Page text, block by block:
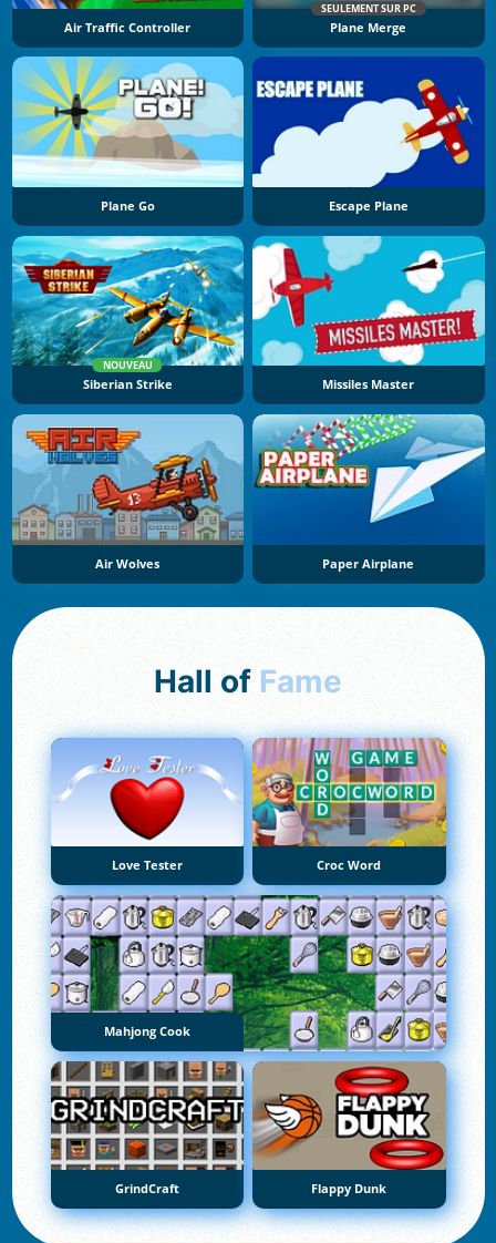
Air Traffic Controller
SEULEMENT SUR PC
Plane Merge
Plane Go Escape Plane
NOUVEAU
Siberian Strike Missiles Master
Air Wolves Paper Airplane
Hall of Fame
Love Tester Croc Word
Mahjong Cook
GrindCraft Flappy Dunk